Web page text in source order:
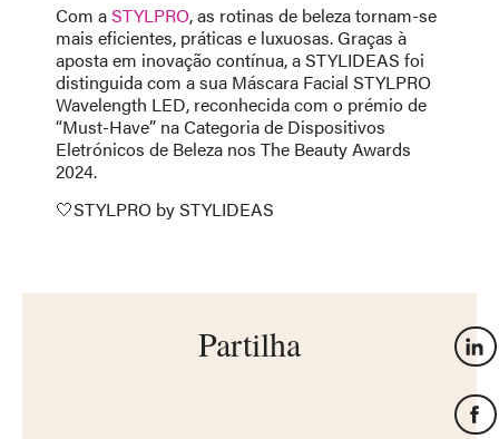
Com aSTYLPRO, as rotinas de beleza tornam-se
mais eficientes, práticas e luxuosas. Graças à
aposta em inovação contínua, a STYLIDEAS foi
distinguida com a sua Máscara Facial STYLPRO
Wavelength LED, reconhecida com o prémio de
“Must-Have” na Categoria de Dispositivos
Eletrónicos de Beleza nos The Beauty Awards
2024.
🤍STYLPRO by STYLIDEAS
Partilha